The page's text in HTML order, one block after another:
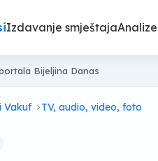
Izdavanje smještajaAnalize
Bijeljina Danas
Vakuf TV, audio, video, foto